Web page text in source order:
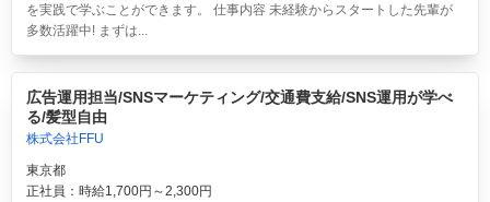
を実践で学ぶことができます。 仕事内容 未経験からスタートした先輩が
多数活躍中! まずは...
広告運用担当/SNSマーケティング/交通費支給/SNS運用が学べ
る/髪型自由
株式会社FFU
東京都
正社員：時給1,700円～2,300円